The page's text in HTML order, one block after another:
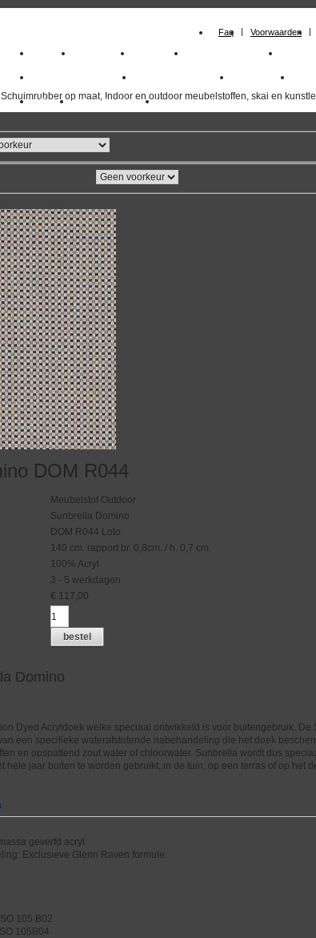
Faq Voorwaarden
op maat, Indoor en outdoor meubelstoffen, skai en
Home Meubelstof Kunstleer Schuimrubberplaten
milano_outdoorstoffen skai kunstleer kopen outdoorstof
Outlet Meubelstof indoor duurzaam
DOM R044
Meubelstof Outdoor
Sunbrella Domino
DOM R044 Loto
140 cm. rapport br. 0,8cm. / h. 0,7 cm.
100% Acryl
3 - 5 werkdagen
€ 117,00
bestel
Domino
Dyed Acryldoek welke speciaal ontwikkeld is voor buitengebruik. De
een specifieke waterafstotende nabehandeling die het doek
en opspattend zout water of chloorwater. Sunbrella wordt dus
hele jaar buiten te worden gebruikt, in de tuin, op een terras of op het
geverfd acryl
Exclusieve Glenn Raven formule
105 B02
105B04